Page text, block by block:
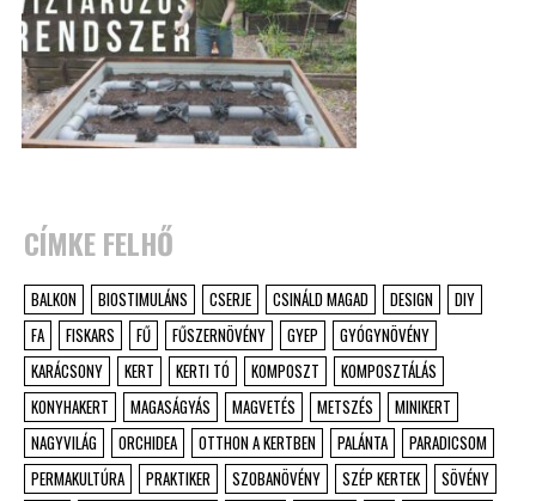
CÍMKE FELHŐ
BALKON BIOSTIMULÁNS CSERJE CSINÁLD MAGAD DESIGN
DIY
FA
FISKARS FŰ FŰSZERNÖVÉNY GYEP
GYÓGYNÖVÉNY
KARÁCSONY
KERT KERTI TÓ KOMPOSZT
KOMPOSZTÁLÁS
KONYHAKERT
MAGASÁGYÁS MAGVETÉS METSZÉS
MINIKERT
NAGYVILÁG
ORCHIDEA OTTHON A KERTBEN PALÁNTA
PARADICSOM
PERMAKULTÚRA
PRAKTIKER SZOBANÖVÉNY SZÉP KERTEK
SÖVÉNY